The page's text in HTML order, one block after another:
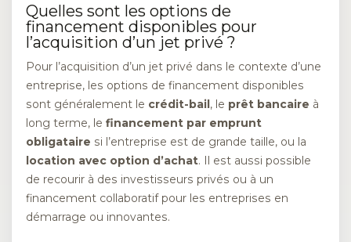
Quelles sont les options de
financement disponibles pour
l’acquisition d’un jet privé ?
Pour l’acquisition d’un jet privé dans le contexte d’une
entreprise, les options de financement disponibles
sont généralement le crédit-bail, le prêt bancaire à
long terme, le financement par emprunt
obligataire si l’entreprise est de grande taille, ou la
location avec option d’achat. Il est aussi possible
de recourir à des investisseurs privés ou à un
financement collaboratif pour les entreprises en
démarrage ou innovantes.